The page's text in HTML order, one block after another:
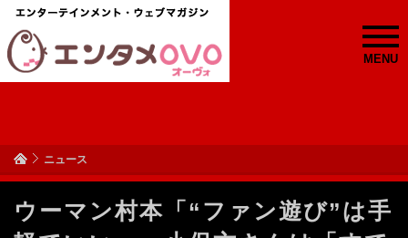
MENU
ニュース
ウーマン村本「“ファン遊び”は手